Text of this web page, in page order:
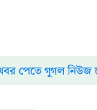
পেতে গুগল নিউজ